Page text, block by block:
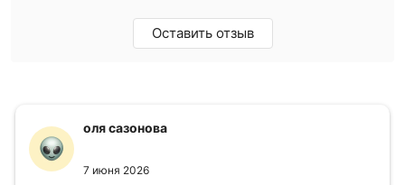
Оставить отзыв
оля сазонова
7 июня 2026